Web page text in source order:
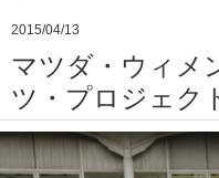
2015/04/13
マツダ・ウィメ
ツ・プロジェク